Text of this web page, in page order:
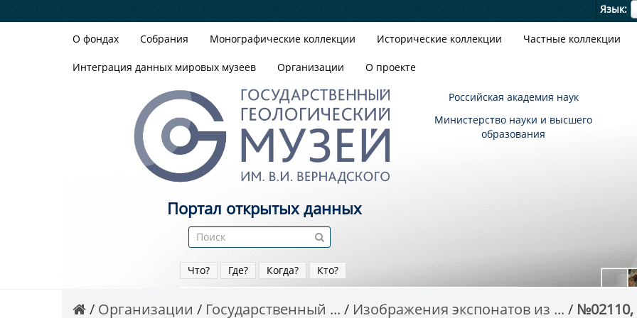
Язык
О фондах Собрания Монографические коллекции Исторические коллекции Частные коллекции
Интеграция данных мировых музеев Организации О проекте
Российская академия наук
Министерство науки и высшего
образования
Портал открытых данных
Что? Где? Когда? Кто?
Организации Государственный ... Изображения экспонатов из ... №02110,